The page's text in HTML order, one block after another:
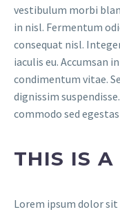
vestibulum morbi
in nisl. Fermentum
consequat nisl.
iaculis eu. Accumsan
condimentum vitae.
dignissim
commodo sed
THIS IS A
Lorem ipsum dolor